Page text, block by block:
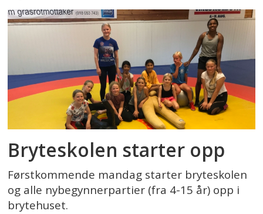
Bryteskolen starter opp
Førstkommende mandag starter bryteskolen
og alle nybegynnerpartier (fra 4-15 år) opp i
brytehuset.